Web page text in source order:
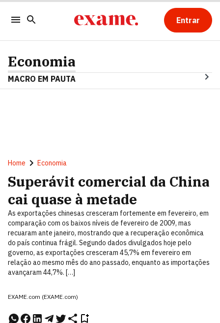
Entrar
Economia
MACRO EM PAUTA
Home Economia
Superávit comercial da China
cai quase à metade
As exportações chinesas cresceram fortemente em fevereiro, em
comparação com os baixos níveis de fevereiro de 2009, mas
recuaram ante janeiro, mostrando que a recuperação econômica
do país continua frágil. Segundo dados divulgados hoje pelo
governo, as exportações cresceram 45,7% em fevereiro em
relação ao mesmo mês do ano passado, enquanto as importações
avançaram 44,7%. […]
EXAME.com (EXAME.com)